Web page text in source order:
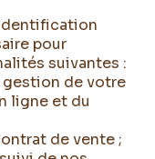
pour
suivantes :
gestion de votre
ligne et du
de vente ;